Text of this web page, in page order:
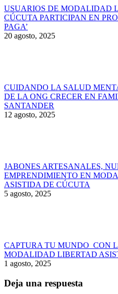
USUARIOS DE MODALIDAD
CÚCUTA PARTICIPAN EN
PAGA’
20 agosto, 2025
CUIDANDO LA SALUD
DE LA ONG CRECER EN
SANTANDER
12 agosto, 2025
JABONES ARTESANALES,
EMPRENDIMIENTO EN
ASISTIDA DE CÚCUTA
5 agosto, 2025
CAPTURA TU MUNDO CON
MODALIDAD LIBERTAD
1 agosto, 2025
Deja una respuesta